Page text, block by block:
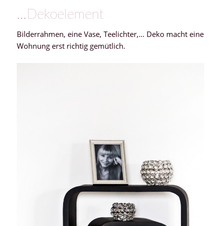
…Dekoelement
Bilderrahmen, eine Vase, Teelichter,… Deko macht eine
Wohnung erst richtig gemütlich.